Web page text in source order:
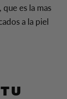
es la mas
a la piel